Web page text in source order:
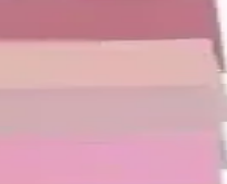
denim deneyimi sunar.